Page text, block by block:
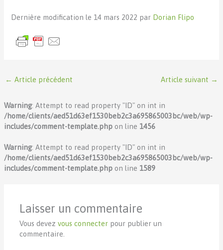
Dernière modification le 14 mars 2022 par Dorian Flipo
← Article précédent Article suivant →
Warning: Attempt to read property "ID" on int in
/home/clients/aed51d63ef1530beb2c3a695865003bc/web/wp-
includes/comment-template.phpon line 1456
Warning: Attempt to read property "ID" on int in
/home/clients/aed51d63ef1530beb2c3a695865003bc/web/wp-
includes/comment-template.phpon line 1589
Laisser un commentaire
Vous devezvous connecter pour publier un
commentaire.